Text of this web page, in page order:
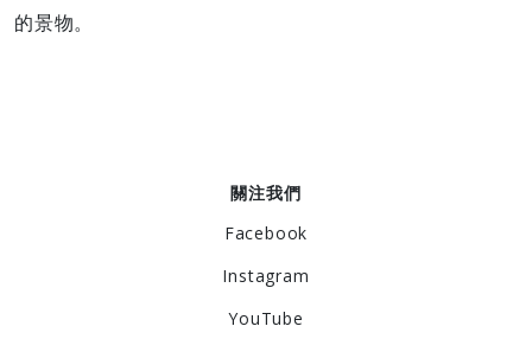
的景物。
關注我們
Facebook
Instagram
YouTube